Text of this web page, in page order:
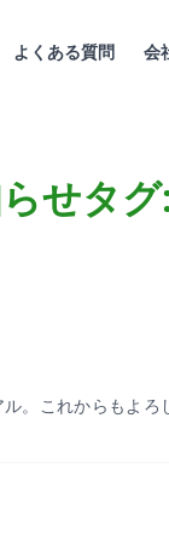
よくある質問 会
せタ
。これからもよろ